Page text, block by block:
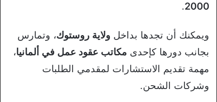
2000
.
ويمكنك أن تجدها بداخل ولاية روستوك، وتمارس
بجانب دورها كإحدى مكاتب عقود عمل في ألمانيا،
مهمة تقديم الاستشارات لمقدمي الطلبات
وشركات الشحن.